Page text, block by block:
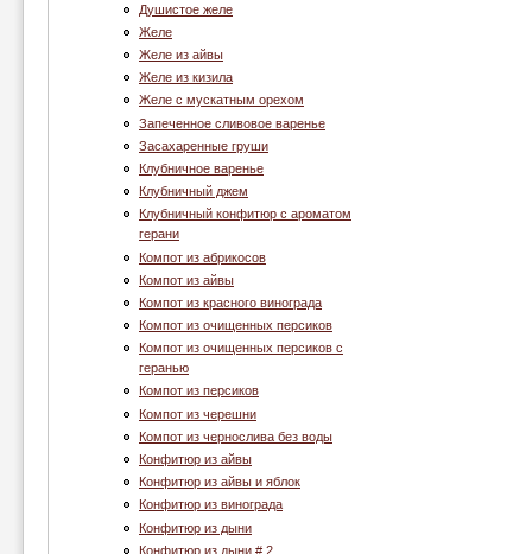
Душистое желе
Желе
Желе из айвы
Желе из кизила
Желе с мускатным орехом
Запеченное сливовое варенье
Засахаренные груши
Клубничное варенье
Клубничный джем
Клубничный конфитюр с ароматом
герани
Компот из абрикосов
Компот из айвы
Компот из красного винограда
Компот из очищенных персиков
Компот из очищенных персиков с
геранью
Компот из персиков
Компот из черешни
Компот из чернослива без воды
Конфитюр из айвы
Конфитюр из айвы и яблок
Конфитюр из винограда
Конфитюр из дыни
Конфитюр из дыни # 2